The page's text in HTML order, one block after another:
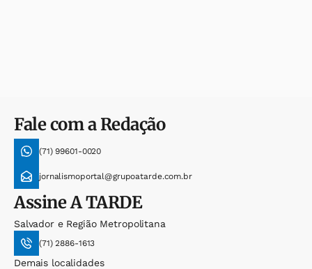
Fale com a Redação
(71) 99601-0020
jornalismoportal@grupoatarde.com.br
AssineA TARDE
Salvador e Região Metropolitana
(71) 2886-1613
Demais localidades